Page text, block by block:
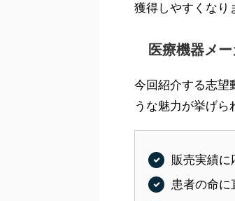
獲得しやすくなり
医療機器メ
今回紹介する志望
うな魅力が挙げら
販売実績に
患者の命に